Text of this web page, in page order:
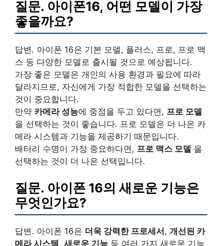
질문. 아이폰16, 어떤 모델이 가장
좋을까요?
답변. 아이폰 16은 기본 모델, 플러스, 프로, 프로 맥
스 등 다양한 모델로 출시될 것으로 예상됩니다.
가장 좋은 모델은 개인의 사용 환경과 필요에 따라
달라지므로, 자신에게 가장 적합한 모델을 선택하는
것이 중요합니다.
만약 카메라 성능에 중점을 두고 있다면, 프로 모델
을 선택하는 것이 좋습니다. 프로 모델은 더 나은 카
메라 시스템과 기능을 제공하기 때문입니다.
배터리 수명이 가장 중요하다면, 프로 맥스 모델 을
선택하는 것이 더 나은 선택입니다.
질문. 아이폰 16의 새로운 기능은
무엇인가요?
답변. 아이폰 16은 더욱 강력한 프로세서, 개선된 카
메라 시스템, 새로운 기능 등 여러 가지 새로운 기능